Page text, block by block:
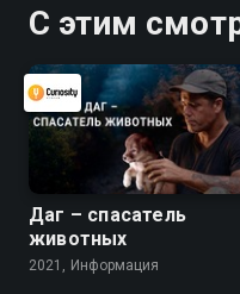
С этим
Даг – спасатель
животных
2021, Информация